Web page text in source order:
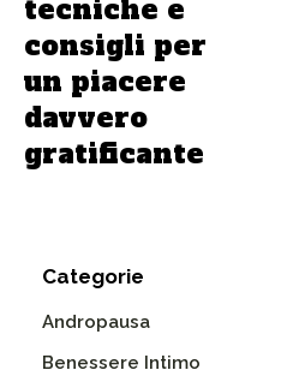
tecniche e
consigli per
un piacere
davvero
gratificante
Categorie
Andropausa
Benessere Intimo